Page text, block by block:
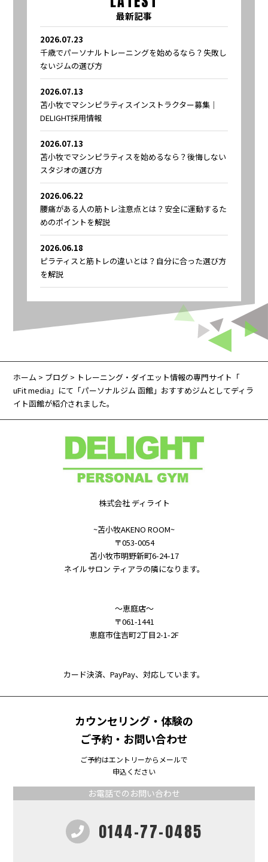
最新記事
2026.07.23
千歳でパーソナルトレーニングを始めるなら？失敗し
ないジムの選び方
2026.07.13
苫小牧でマシンピラティスインストラクター募集｜
DELIGHT採用情報
2026.07.13
苫小牧でマシンピラティスを始めるなら？後悔しない
スタジオの選び方
2026.06.22
腰痛がある人の筋トレ注意点とは？安全に運動するた
めのポイントを解説
2026.06.18
ピラティスと筋トレの違いとは？自分に合った選び方
を解説
ホーム > ブログ > トレーニング・ダイエット情報の専門サイト「
uFit media」にて「パーソナルジム 函館」おすすめジムとしてディラ
イト函館が紹介されました。
株式会社 ディライト
~苫小牧AKENO ROOM~
〒053-0054
苫小牧市明野新町6-24-17
ネイルサロン ティアラの隣になります。
～恵庭店～
〒061-1441
恵庭市住吉町2丁目2-1-2F
カード決済、PayPay、対応しています。
カウンセリング・体験の
ご予約・お問い合わせ
ご予約はエントリーからメールで
申込ください
お電話でのお問い合わせ
0144-77-0485